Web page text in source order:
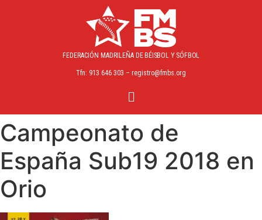
FEDERACIÓN MADRILEÑA DE BÉISBOL Y SÓFBOL
Tfn: 913 646 303 – registro@fmbs.org
Campeonato de
España Sub19 2018 en
Orio